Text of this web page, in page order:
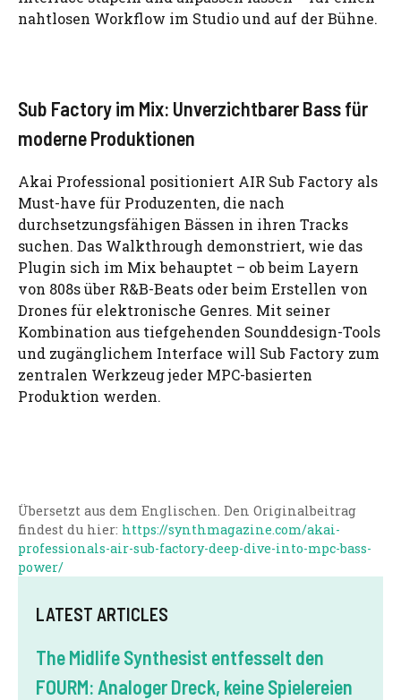
nahtlosen Workflow im Studio und auf der Bühne.
Sub Factory im Mix: Unverzichtbarer Bass für
moderne Produktionen
Akai Professional positioniert AIR Sub Factory als
Must-have für Produzenten, die nach
durchsetzungsfähigen Bässen in ihren Tracks
suchen. Das Walkthrough demonstriert, wie das
Plugin sich im Mix behauptet – ob beim Layern
von 808s über R&B-Beats oder beim Erstellen von
Drones für elektronische Genres. Mit seiner
Kombination aus tiefgehenden Sounddesign-Tools
und zugänglichem Interface will Sub Factory zum
zentralen Werkzeug jeder MPC-basierten
Produktion werden.
Übersetzt aus dem Englischen. Den Originalbeitrag
findest du hier: https://synthmagazine.com/akai-
professionals-air-sub-factory-deep-dive-into-mpc-bass-
power/
LATEST ARTICLES
The Midlife Synthesist entfesselt den
FOURM: Analoger Dreck, keine Spielereien